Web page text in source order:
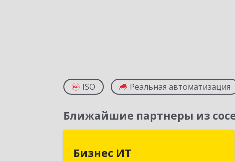
ISO Реальная автоматизация
Ближайшие партнеры из
Бизнес ИТ